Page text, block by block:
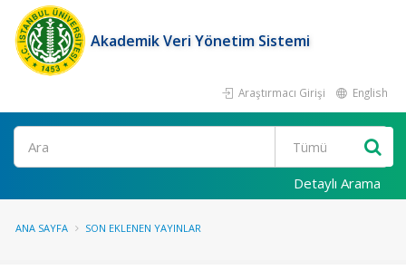
Akademik Veri Yönetim Sistemi
Araştırmacı Girişi English
Ara
Detaylı Arama
ANA SAYFA SON EKLENEN YAYINLAR